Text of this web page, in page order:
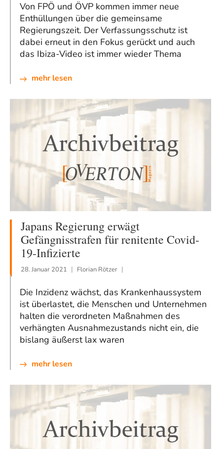
Von FPÖ und ÖVP kommen immer neue
Enthüllungen über die gemeinsame
Regierungszeit. Der Verfassungsschutz ist
dabei erneut in den Fokus gerückt und auch
das Ibiza-Video ist immer wieder Thema
mehr lesen
Japans Regierung erwägt
Gefängnisstrafen für renitente Covid-
19-Infizierte
28. Januar 2021 Florian Rötzer
Die Inzidenz wächst, das Krankenhaussystem
ist überlastet, die Menschen und Unternehmen
halten die verordneten Maßnahmen des
verhängten Ausnahmezustands nicht ein, die
bislang äußerst lax waren
mehr lesen